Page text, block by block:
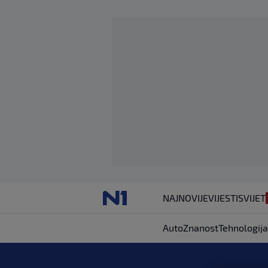
NAJNOVIJEVIJESTISVIJET
AutoZnanostTehnologija